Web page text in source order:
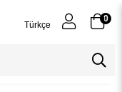
Türkçe
0